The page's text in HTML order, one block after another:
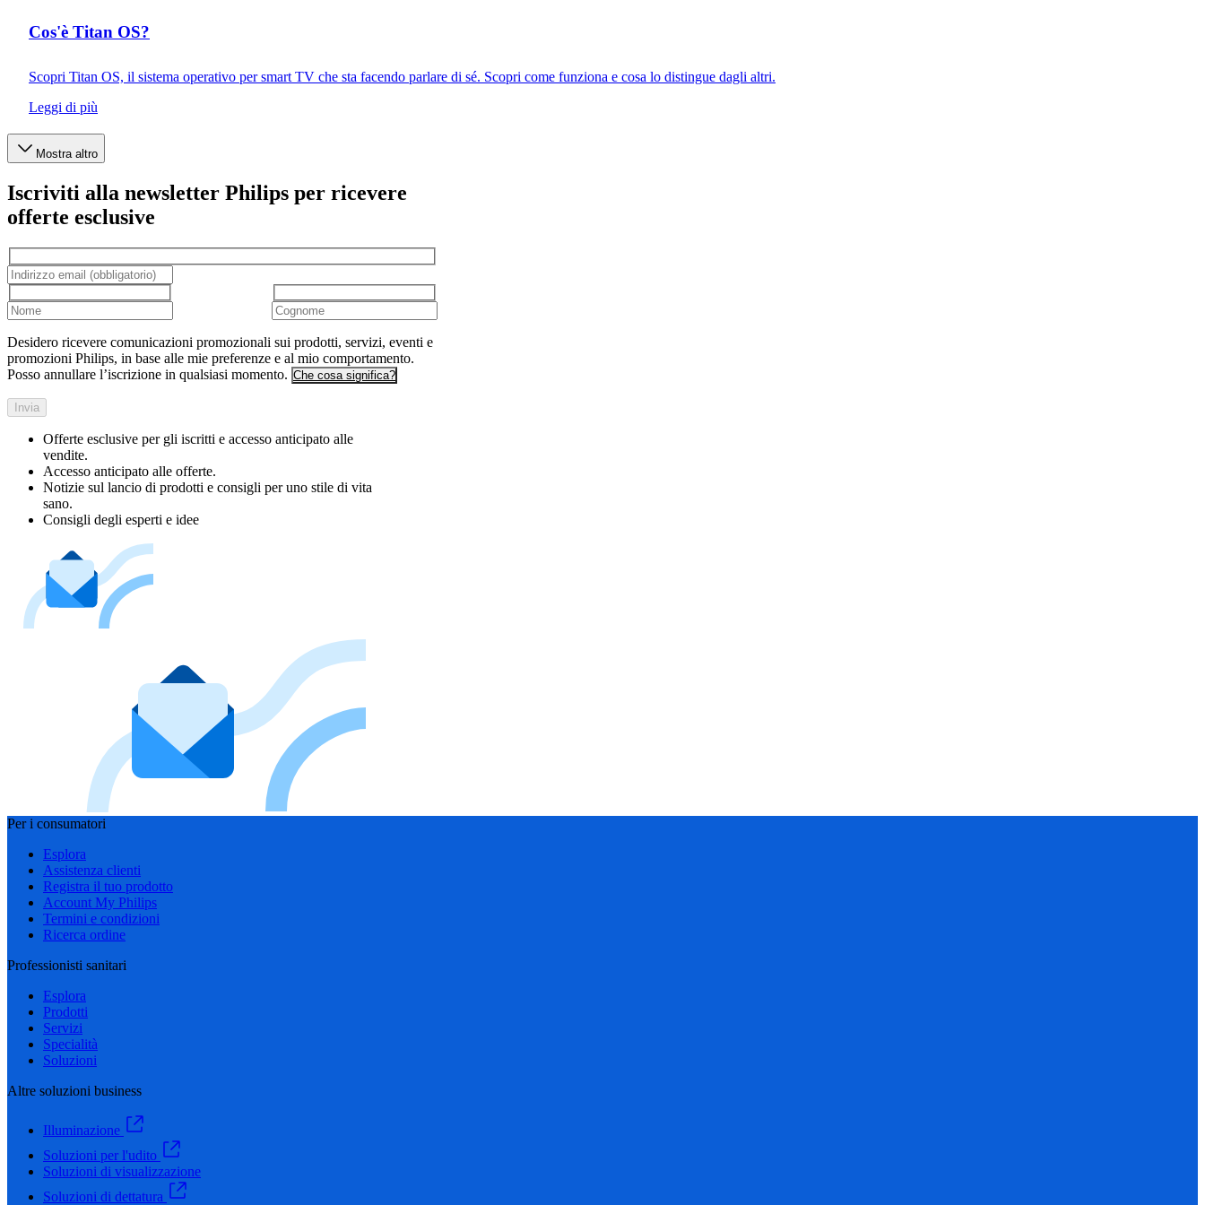
Cos'è Titan OS?
Scopri Titan OS, il sistema operativo per smart TV che sta facendo parlare di sé. Scopri come funziona e cosa lo distingue dagli altri.
Leggi di più
Mostra altro
Iscriviti alla newsletter Philips per ricevere
offerte esclusive
Desidero ricevere comunicazioni promozionali sui prodotti, servizi, eventi e
promozioni Philips, in base alle mie preferenze e al mio comportamento.
Posso annullare l’iscrizione in qualsiasi momento. Che cosa significa?
Invia
Offerte esclusive per gli iscritti e accesso anticipato alle
vendite.
Accesso anticipato alle offerte.
Notizie sul lancio di prodotti e consigli per uno stile di vita
sano.
Consigli degli esperti e idee
Per i consumatori
Esplora
Assistenza clienti
Registra il tuo prodotto
Account My Philips
Termini e condizioni
Ricerca ordine
Professionisti sanitari
Esplora
Prodotti
Servizi
Specialità
Soluzioni
Altre soluzioni business
Illuminazione
Soluzioni per l'udito
Soluzioni di visualizzazione
Soluzioni di dettatura